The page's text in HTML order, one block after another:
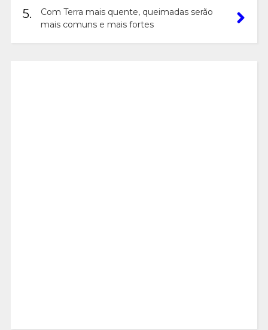
5.
Com Terra mais quente, queimadas serão
mais comuns e mais fortes